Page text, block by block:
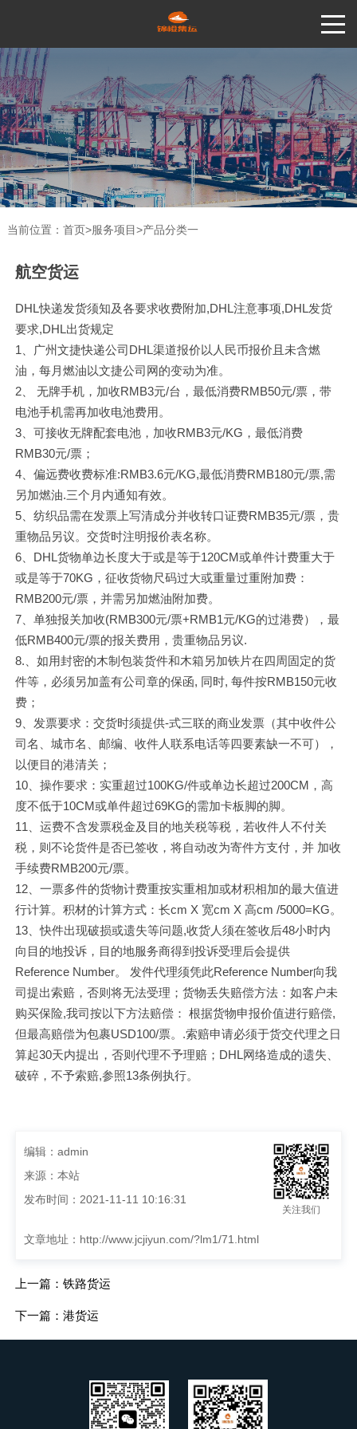
当前位置： 首页>服务项目>产品分类一
航空货运
DHL快递发货须知及各要求收费附加,DHL注意事项,DHL发货
要求,DHL出货规定
1、广州文捷快递公司DHL渠道报价以人民币报价且未含燃
油，每月燃油以文捷公司网的变动为准。
2、 无牌手机，加收RMB3元/台，最低消费RMB50元/票，带
电池手机需再加收电池费用。
3、可接收无牌配套电池，加收RMB3元/KG，最低消费
RMB30元/票；
4、偏远费收费标准:RMB3.6元/KG,最低消费RMB180元/票,需
另加燃油.三个月内通知有效。
5、纺织品需在发票上写清成分并收转口证费RMB35元/票，贵
重物品另议。交货时注明报价表名称。
6、DHL货物单边长度大于或是等于120CM或单件计费重大于
或是等于70KG，征收货物尺码过大或重量过重附加费：
RMB200元/票，并需另加燃油附加费。
7、单独报关加收(RMB300元/票+RMB1元/KG的过港费），最
低RMB400元/票的报关费用，贵重物品另议.
8.、如用封密的木制包装货件和木箱另加铁片在四周固定的货
件等，必须另加盖有公司章的保函, 同时, 每件按RMB150元收
费；
9、发票要求：交货时须提供-式三联的商业发票（其中收件公
司名、城市名、邮编、收件人联系电话等四要素缺一不可），
以便目的港清关；
10、操作要求：实重超过100KG/件或单边长超过200CM，高
度不低于10CM或单件超过69KG的需加卡板脚的脚。
11、运费不含发票税金及目的地关税等税，若收件人不付关
税，则不论货件是否已签收，将自动改为寄件方支付，并 加收
手续费RMB200元/票。
12、一票多件的货物计费重按实重相加或材积相加的最大值进
行计算。积材的计算方式：长cm X 宽cm X 高cm /5000=KG。
13、快件出现破损或遗失等问题,收货人须在签收后48小时内
向目的地投诉，目的地服务商得到投诉受理后会提供
Reference Number。 发件代理须凭此Reference Number向我
司提出索赔，否则将无法受理；货物丢失赔偿方法：如客户未
购买保险,我司按以下方法赔偿： 根据货物申报价值进行赔偿,
但最高赔偿为包裹USD100/票。.索赔申请必须于货交代理之日
算起30天内提出，否则代理不予理赔；DHL网络造成的遗失、
破碎，不予索赔,参照13条例执行。
关注我们
编辑：admin
来源：本站
发布时间：2021-11-11 10:16:31
文章地址： http://www.jcjiyun.com/?lm1/71.html
上一篇：铁路货运
下一篇：港货运